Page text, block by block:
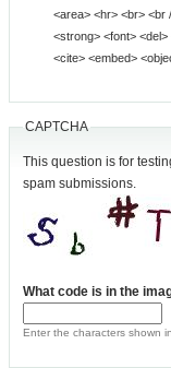
<area> <hr> <br> <br /> <ul> <ol> <li> <dl> <dt> <dd> <table> <tr> <td> <em> <b> <u> <i>
<strong> <font> <del> <ins> <sub> <sup> <quote> <blockquote> <pre> <address> <code>
<cite> <embed>
CAPTCHA
This question is for
spam submissions.
What code is in the
Enter the characters shown